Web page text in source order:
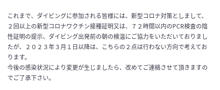
これまで、ダイビングに参加される皆様には、新型コロナ対策としまして、
２回以上の新型コロナワクチン接種証明又は、７２時間以内のPCR検査の陰
性証明の提示、ダイビング出発前の朝の検温にご協力をいただいておりまし
たが、２０２３年３月１日以降は、こちらの２点は行わない方向で考えてお
ります。
今後の感染状況により変更が生じましたら、改めてご連絡させて頂きますの
でご了承下さい。